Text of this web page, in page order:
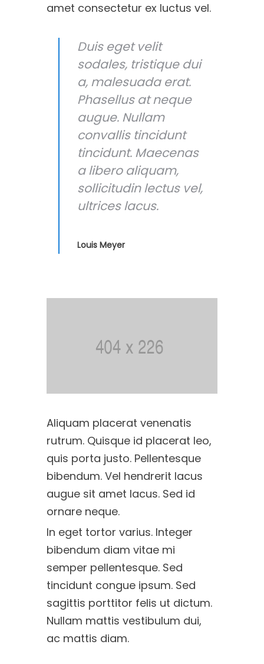
amet consectetur ex luctus vel.
Duis eget velit
sodales, tristique dui
a, malesuada erat.
Phasellus at neque
augue. Nullam
convallis tincidunt
tincidunt. Maecenas
a libero aliquam,
sollicitudin lectus vel,
ultrices lacus.
Louis Meyer
Aliquam placerat venenatis
rutrum. Quisque id placerat leo,
quis porta justo. Pellentesque
bibendum. Vel hendrerit lacus
augue sit amet lacus. Sed id
ornare neque.
In eget tortor varius. Integer
bibendum diam vitae mi
semper pellentesque. Sed
tincidunt congue ipsum. Sed
sagittis porttitor felis ut dictum.
Nullam mattis vestibulum dui,
ac mattis diam.